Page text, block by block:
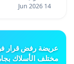
14 Jun 2026
عريضة رفض قرار
مختلف الأسلاك